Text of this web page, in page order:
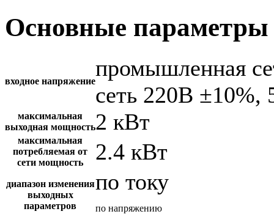
Основные параметры
входное напряжение
промышленная
сеть 220В ±10%,
максимальная
выходная мощность2 кВт
максимальная
потребляемая от
сети мощность
2.4 кВт
диапазон изменения
выходных
параметров
по току
по напряжению